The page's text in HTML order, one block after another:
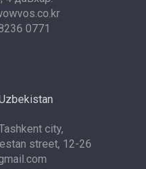
0771
city,
street, 12-26